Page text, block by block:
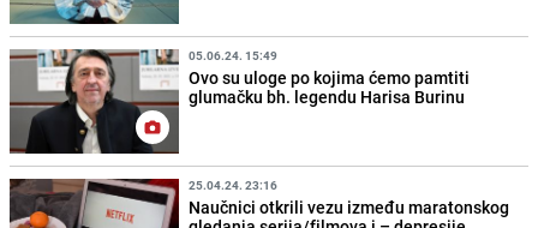
05.06.24. 15:49
Ovo su uloge po kojima ćemo pamtiti
glumačku bh. legendu Harisa Burinu
25.04.24. 23:16
Naučnici otkrili vezu između maratonskog